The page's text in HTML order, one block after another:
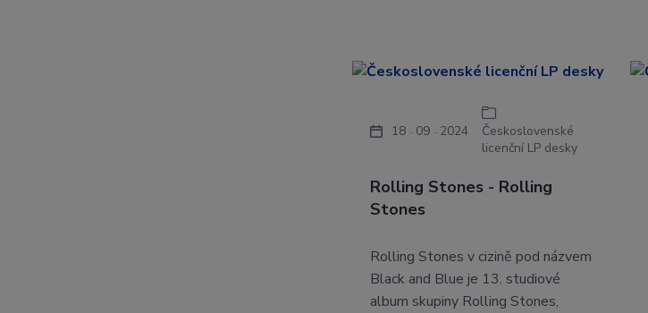
Rolling Stones - Rolling
Stones
18 09 2024
Československé
licenční LP desky
Rolling Stones v cizině pod názvem
Black and Blue je 13. studiové
album skupiny Rolling Stones,